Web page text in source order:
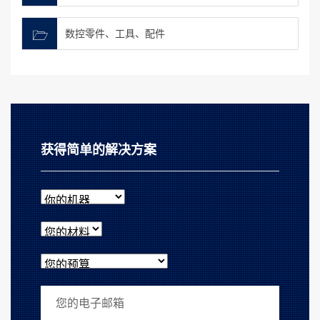
数控零件、工具、配件
获得简单的解决方案
你的机器
您的材料
您的预算
您的电子邮箱